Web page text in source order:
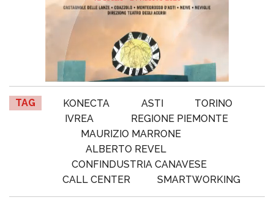
TAG KONECTA ASTI
TORINO
IVREA
REGIONE PIEMONTE
MAURIZIO MARRONE
ALBERTO REVEL
CONFINDUSTRIA CANAVESE
CALL CENTER
SMARTWORKING